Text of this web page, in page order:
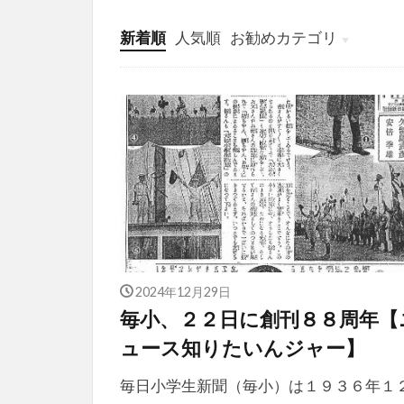
新着順 人気順 お勧めカテゴリ
投稿
学び
マンガ
電子書籍
2024年12月29日
毎小、２２日に創刊８８周年【
ュース知りたいんジャー】
毎日小学生新聞（毎小）は１９３６年１